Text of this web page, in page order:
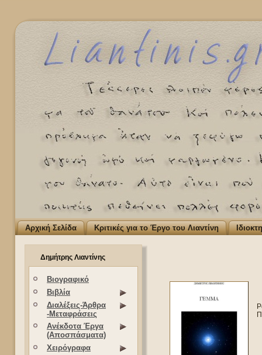
Αρχική Σελίδα Κριτικές για το Έργο του Λιαντίνη
Δημήτρης Λιαντίνης
Βιογραφικό
Βιβλία
Διαλέξεις-Άρθρα
-Μεταφράσεις
Ανέκδοτα Έργα
(Αποσπάσματα)
Χειρόγραφα